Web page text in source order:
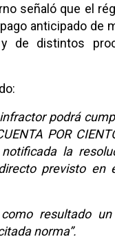
señaló que el
anticipado de
de distintos
podrá
POR
la
previsto
resultado
norma”.